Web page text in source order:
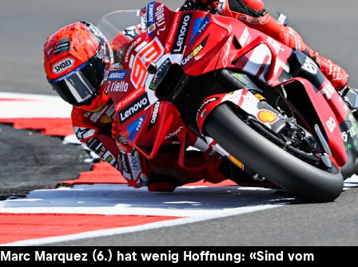
Marc Marquez (6.) hat wenig Hoffnung: «Sind vom